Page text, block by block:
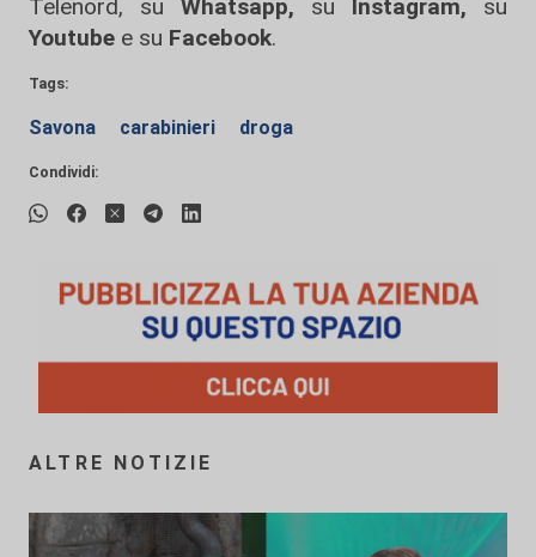
Telenord, su
Whatsapp, su Instagram, su
Youtube e su Facebook.
Tags:
Savona carabinieri droga
Condividi:
ALTRE NOTIZIE